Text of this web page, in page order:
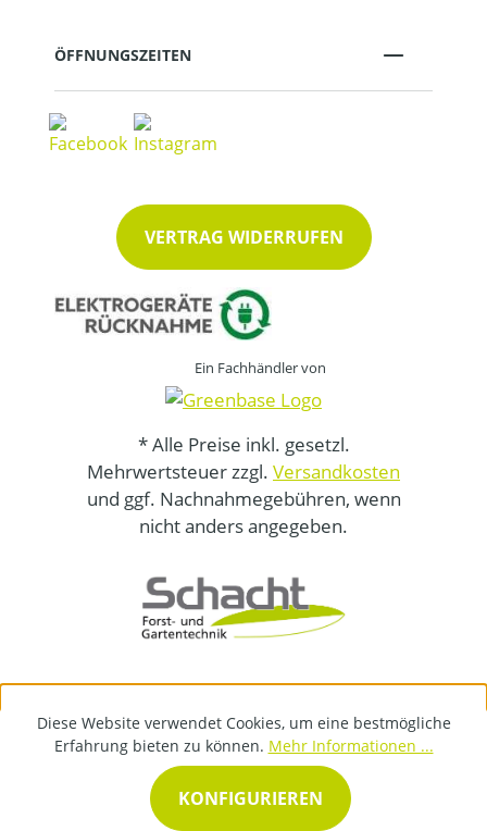
ÖFFNUNGSZEITEN
VERTRAG WIDERRUFEN
Ein Fachhändler von
* Alle Preise inkl. gesetzl.
Mehrwertsteuer zzgl. Versandkosten
und ggf. Nachnahmegebühren, wenn
nicht anders angegeben.
Diese Website verwendet Cookies, um eine bestmögliche
Erfahrung bieten zu können. Mehr Informationen ...
KONFIGURIEREN